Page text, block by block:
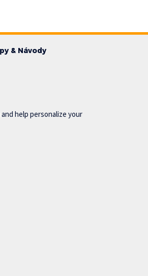
& Návody
help personalize your